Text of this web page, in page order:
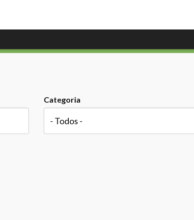
Categoria